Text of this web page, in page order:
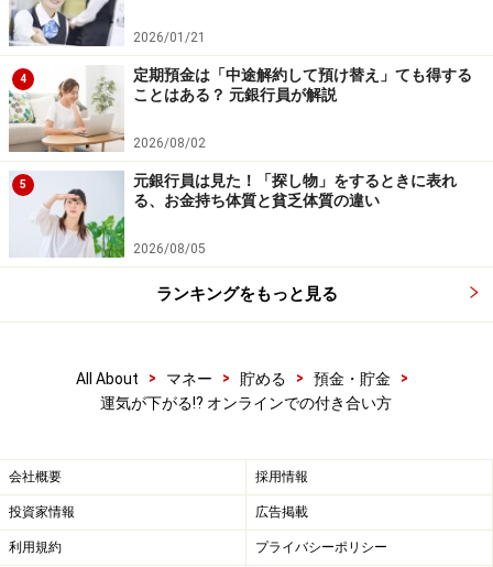
2026/01/21
4
定期預金は「中途解約して預け替え」ても得する
ことはある？ 元銀行員が解説
2026/08/02
5
元銀行員は見た！「探し物」をするときに表れ
る、お金持ち体質と貧乏体質の違い
2026/08/05
ランキングをもっと見る
All About > マネー > 貯める > 預金・貯金
>
運気が下がる⁉ オンラインでの付き合い方
会社概要 採用情報
投資家情報 広告掲載
利用規約 プライバシーポリシー